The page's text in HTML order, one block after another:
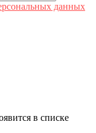
данных
в списке